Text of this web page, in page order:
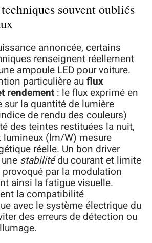
souvent oubliés
annoncée, certains
renseignent réellement
ampoule LED pour voiture.
particulière auflux
rendement : le flux exprimé en
la quantité de lumière
de rendu des couleurs)
des teintes restituées la nuit,
lumineux (lm/W) mesure
réelle. Un bon driver
stabilitédu courant et limite
par la modulation
ainsi la fatigue visuelle.
la compatibilité
avec le système électrique du
des erreurs de détection ou